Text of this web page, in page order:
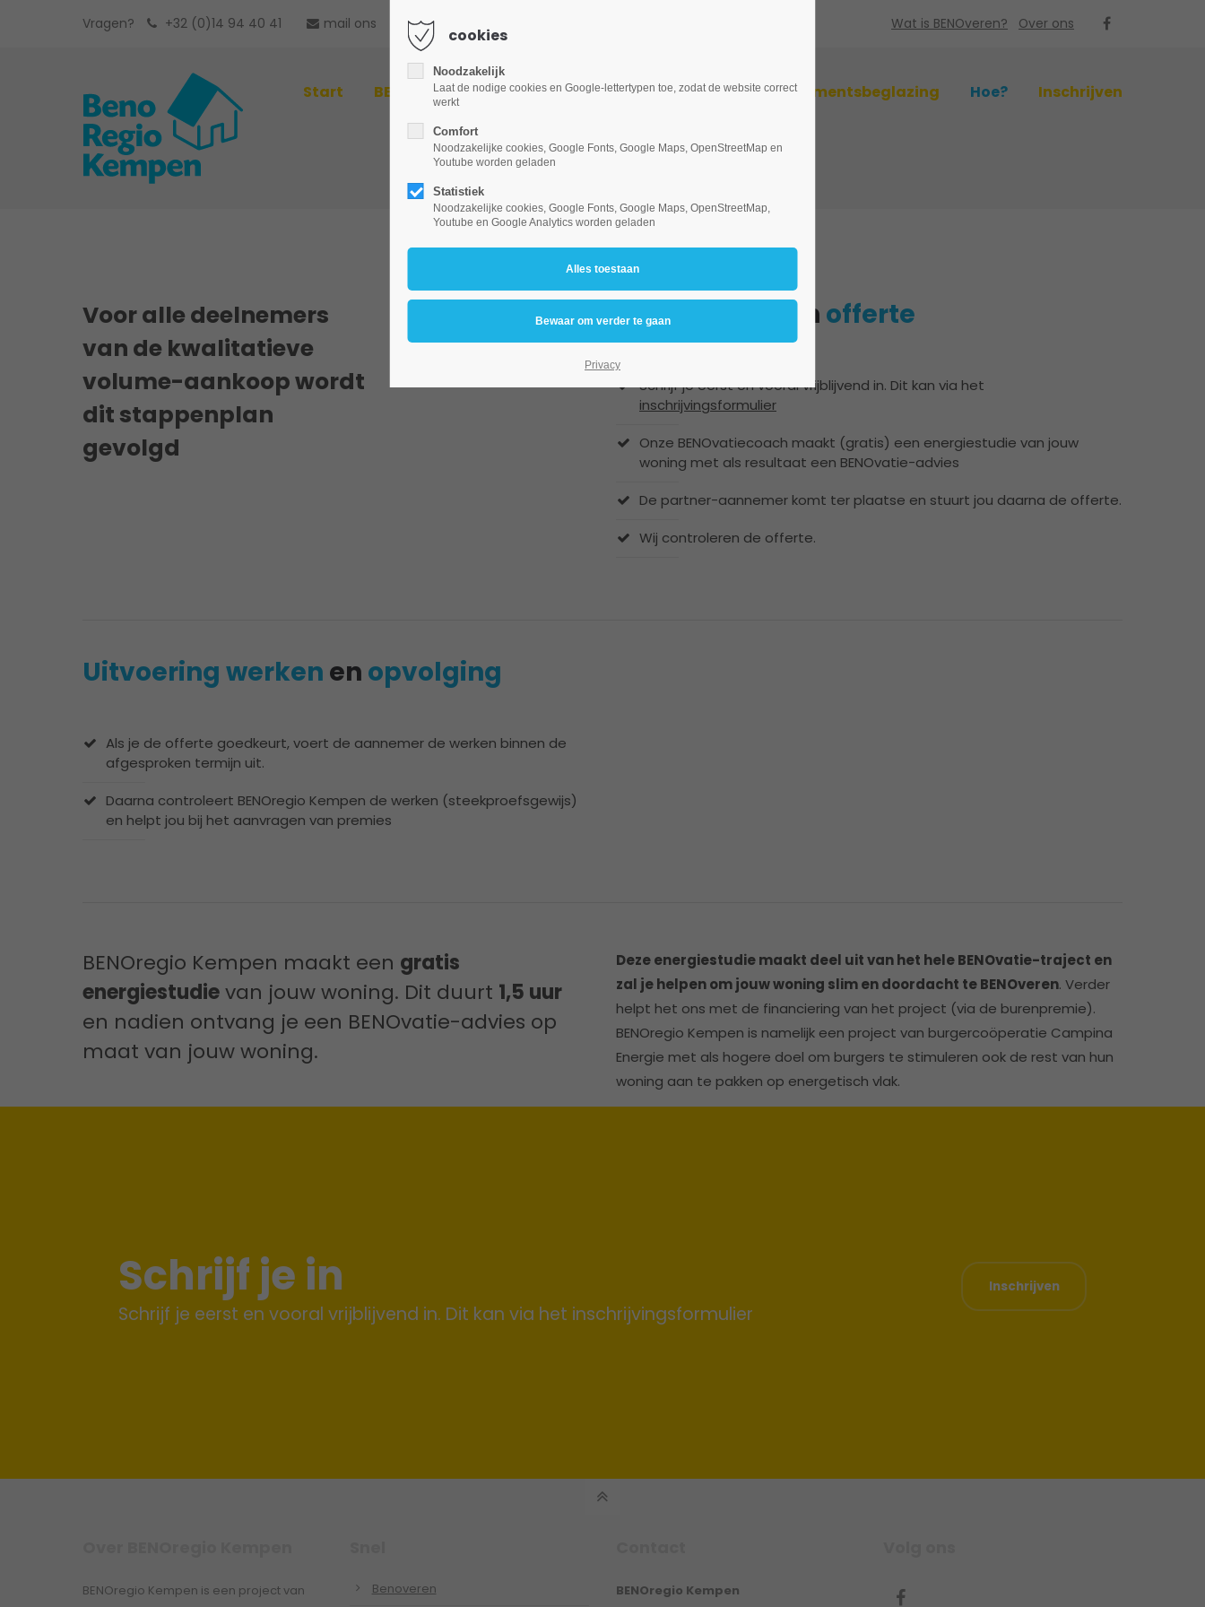
Vragen? +32 (0)14 94 40 41 mail ons Wat is BENOveren? Over ons
Start BENOvatie-advies Spouwmuurisolatie Hoogrendementsbeglazing Hoe? Inschrijven
Voor alle deelnemers
van de kwalitatieve
volume-aankoop wordt
dit stappenplan
gevolgd
Aanmelding en offerte
Schrijf je eerst en vooral vrijblijvend in. Dit kan via het
inschrijvingsformulier
Onze BENOvatiecoach maakt (gratis) een energiestudie van jouw
woning met als resultaat een BENOvatie-advies
De partner-aannemer komt ter plaatse en stuurt jou daarna de offerte.
Wij controleren de offerte.
Uitvoering werken en opvolging
Als je de offerte goedkeurt, voert de aannemer de werken binnen de
afgesproken termijn uit.
Daarna controleert BENOregio Kempen de werken (steekproefsgewijs)
en helpt jou bij het aanvragen van premies
BENOregio Kempen maakt een gratis
energiestudievan jouw woning. Dit duurt 1,5 uur
en nadien ontvang je een BENOvatie-advies op
maat van jouw woning.
Deze energiestudie maakt deel uit van het hele BENOvatie-traject en
zal je helpen om jouw woning slim en doordacht te BENOveren. Verder
helpt het ons met de financiering van het project (via de burenpremie).
BENOregio Kempen is namelijk een project van burgercoöperatie Campina
Energie met als hogere doel om burgers te stimuleren ook de rest van hun
woning aan te pakken op energetisch vlak.
Schrijf je in
Schrijf je eerst en vooral vrijblijvend in. Dit kan via het inschrijvingsformulier
Inschrijven
BENOregio Kempen is een project van
Benoveren
BENOregio Kempen
cookies
Noodzakelijk
Laat de nodige cookies en Google-lettertypen toe, zodat de website correct
werkt
Comfort
Noodzakelijke cookies, Google Fonts, Google Maps, OpenStreetMap en
Youtube worden geladen
Statistiek
Noodzakelijke cookies, Google Fonts, Google Maps, OpenStreetMap,
Youtube en Google Analytics worden geladen
Privacy